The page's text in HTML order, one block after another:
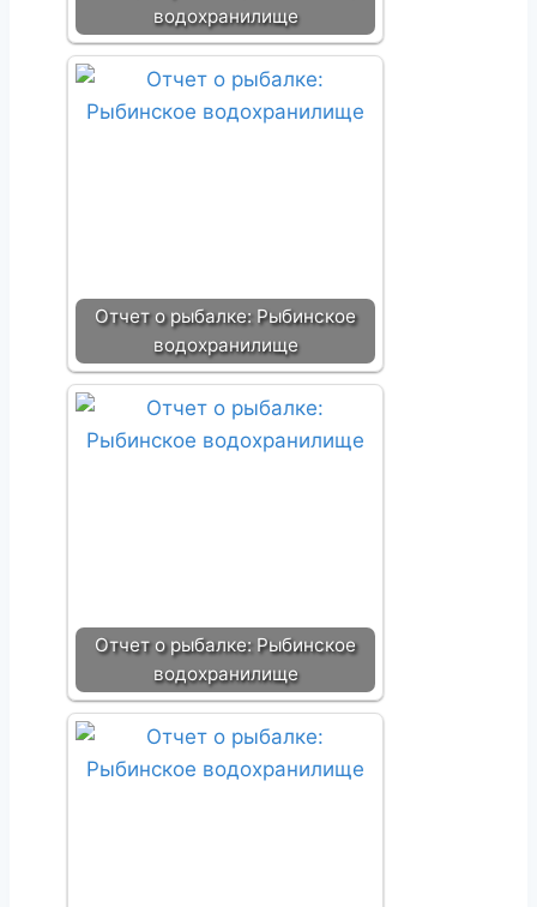
водохранилище
Отчет о рыбалке: Рыбинское
водохранилище
Отчет о рыбалке: Рыбинское
водохранилище